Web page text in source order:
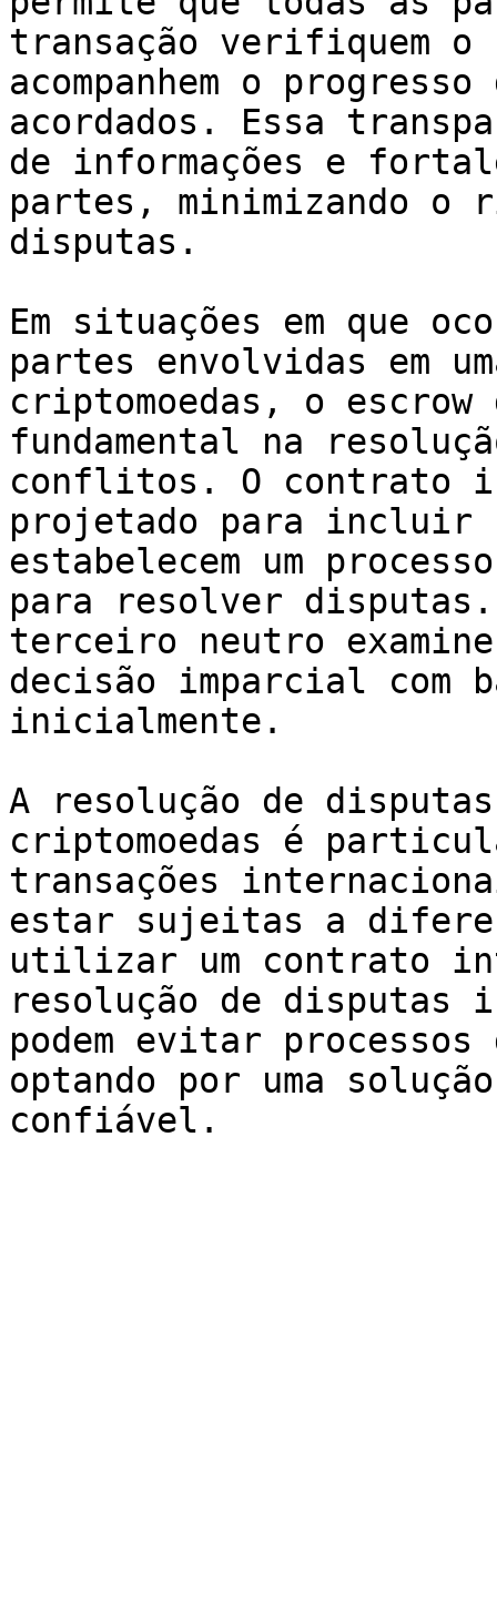
transação verifiquem o
acompanhem o
acordados. Essa
de informações e
partes, minimizando
disputas.
Em situações em que
partes envolvidas em
criptomoedas, o escrow
fundamental na
conflitos. O contrato
projetado para incluir
estabelecem um
para resolver
terceiro neutro
decisão imparcial com
inicialmente.
A resolução de
criptomoedas é
transações
estar sujeitas a
utilizar um contrato
resolução de disputas
podem evitar processos
optando por uma